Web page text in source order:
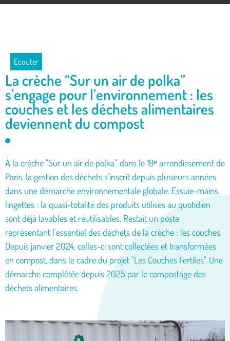
Ecouter
La crèche “Sur un air de polka”
s’engage pour l’environnement : les
couches et les déchets alimentaires
deviennent du compost
À la crèche "Sur un air de polka", dans le 19ᵉ arrondissement de
Paris, la gestion des déchets s'inscrit depuis plusieurs années
dans une démarche environnementale globale. Essuie-mains,
lingettes : la quasi-totalité des produits utilisés au quotidien
sont déjà lavables et réutilisables. Restait un poste
représentant l'essentiel des déchets de la crèche : les couches.
Depuis janvier 2024, celles-ci sont collectées et transformées
en compost, dans le cadre du projet "Les Couches Fertiles". Une
démarche complétée depuis 2025 par le compostage des
déchets alimentaires.